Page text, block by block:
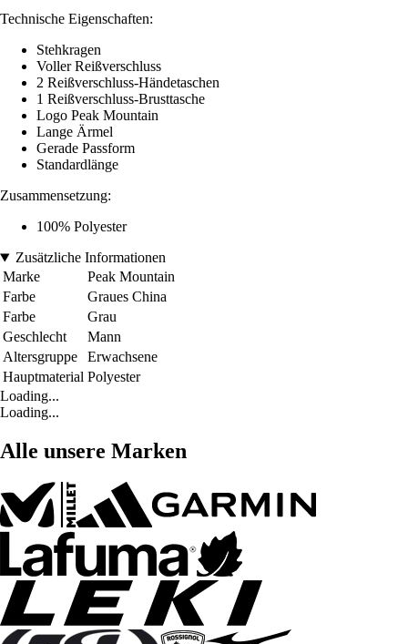
Technische Eigenschaften:
Stehkragen
Voller Reißverschluss
2 Reißverschluss-Händetaschen
1 Reißverschluss-Brusttasche
Logo Peak Mountain
Lange Ärmel
Gerade Passform
Standardlänge
Zusammensetzung:
100% Polyester
Zusätzliche Informationen
Marke
Peak Mountain
Farbe
Graues China
Farbe
Grau
Geschlecht
Mann
Altersgruppe
Erwachsene
Hauptmaterial Polyester
Loading...
Loading...
Alle unsere Marken